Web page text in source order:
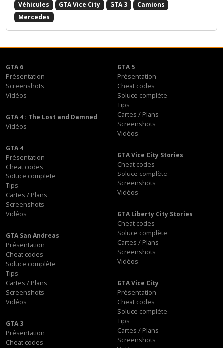
Véhicules GTA Vice City GTA 3
Camions
Mercedes
GTA 6
Présentation
Screenshots
Vidéos
GTA 5
Présentation
Cheat codes
Soluce complète
Tips
Cartes / Plans
Screenshots
Vidéos
GTA 4 : The Lost and Damned
Vidéos
GTA 4
Présentation
Cheat codes
Soluce complète
Tips
Cartes / Plans
Screenshots
Vidéos
GTA Vice City Stories
Cheat codes
Soluce complète
Screenshots
Vidéos
GTA Liberty City Stories
Cheat codes
Soluce complète
Cartes / Plans
Screenshots
Vidéos
GTA San Andreas
Présentation
Cheat codes
Soluce complète
Tips
Cartes / Plans
Screenshots
Vidéos
GTA Vice City
Présentation
Cheat codes
Soluce complète
Tips
Cartes / Plans
Screenshots
GTA 3
Présentation
Cheat codes